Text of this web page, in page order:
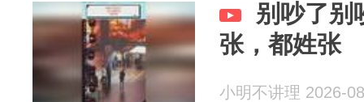
别吵了别
张，都姓张
小明不讲理 2026-